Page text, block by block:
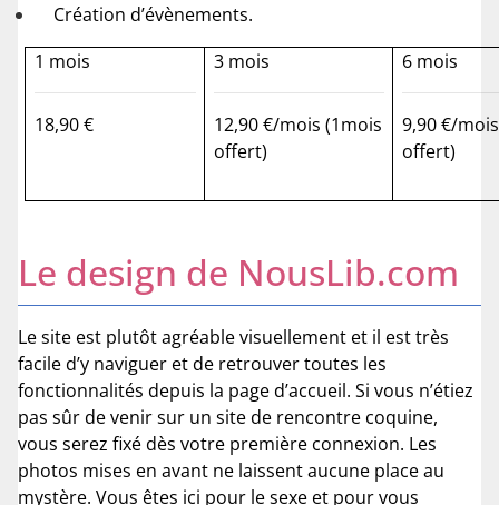
Création d’évènements.
1 mois
18,90 €
3 mois
12,90 €/mois (1mois
offert)
6 mois
9,90 €/
offert)
Le design de NousLib.com
Le site est plutôt agréable visuellement et il est très
facile d’y naviguer et de retrouver toutes les
fonctionnalités depuis la page d’accueil. Si vous n’étiez
pas sûr de venir sur un site de rencontre coquine,
vous serez fixé dès votre première connexion. Les
photos mises en avant ne laissent aucune place au
mystère. Vous êtes ici pour le sexe et pour vous